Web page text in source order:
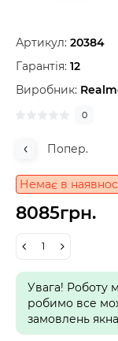
Артикул: 20384
Гарантія: 12
Виробник:
0
Попер.
Немає в
8085грн.
Увага! Роботу
робимо все
замовлень